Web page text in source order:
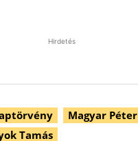
Hirdetés
Magyar Péter
Tamás